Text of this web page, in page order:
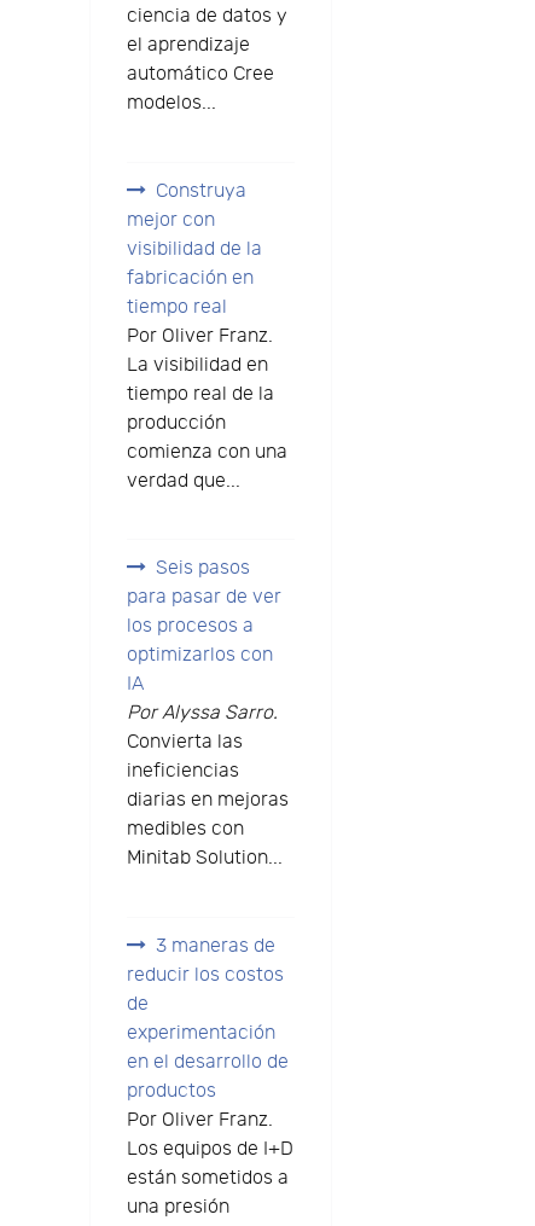
ciencia de datos y
el aprendizaje
automático Cree
modelos...
Construya
mejor con
visibilidad de la
fabricación en
tiempo real
Por Oliver Franz.
La visibilidad en
tiempo real de la
producción
comienza con una
verdad que...
Seis pasos
para pasar de ver
los procesos a
optimizarlos con
IA
Por Alyssa Sarro.
Convierta las
ineficiencias
diarias en mejoras
medibles con
Minitab Solution...
3 maneras de
reducir los costos
de
experimentación
en el desarrollo de
productos
Por Oliver Franz.
Los equipos de I+D
están sometidos a
una presión